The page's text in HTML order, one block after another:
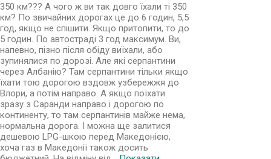
350 км??? А чого ж ви так довго їхали ті 350
км? По звичайних дорогах це до 6 годин, 5,5
год, якщо не спішити. Якщо притопити, то до
5 годин. По автостраді 3 год максимум. Ви,
напевно, пізно після обіду виїхали, або
зупинялися по дорозі. Але які серпантини
через Албанію? Там серпантини тільки якщо
їхати тою дорогою вздовж узбережжя до
Влори, а потім направо. А якщо поїхати
зразу з Саранди направо і дорогою по
континенту, то там серпантинів майже нема,
нормальна дорога. І можна ще залитися
дешевою LPG-шкою перед Македонією,
хоча газ в Македонії також досить